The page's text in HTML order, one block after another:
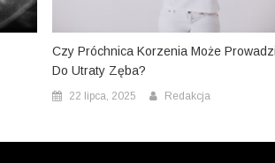
Czy Próchnica Korzenia Może
Do Utraty Zęba?
22 lipca, 2025 Redakcja